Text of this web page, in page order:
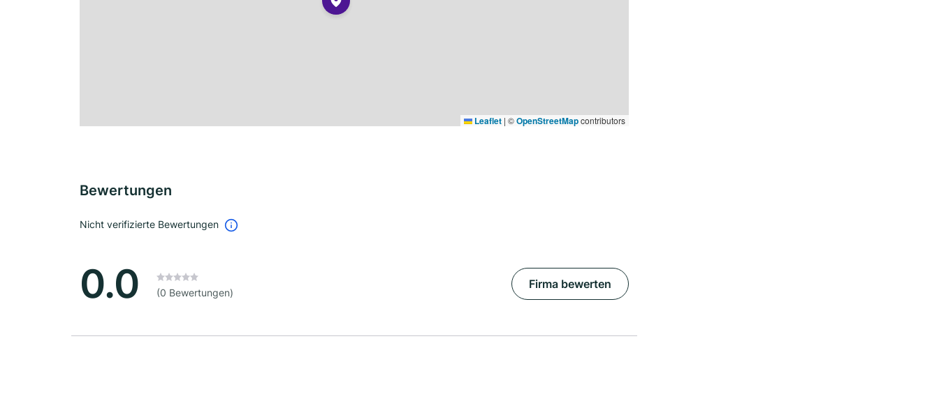
Leaflet | ©OpenStreetMapcontributors
Bewertungen
Nicht verifizierte Bewertungen
0.0 (0 Bewertungen)
Firma bewerten